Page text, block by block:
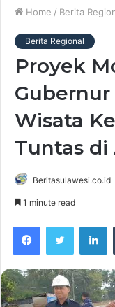
Home / Berita
Berita Regional
Proyek
Gubernur
Wisata
Tuntas di
Beritasulawesi.co.id
1 minute read